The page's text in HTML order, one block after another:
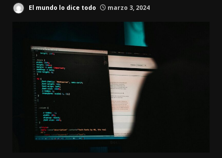
El mundo lo dice todo marzo 3, 2024